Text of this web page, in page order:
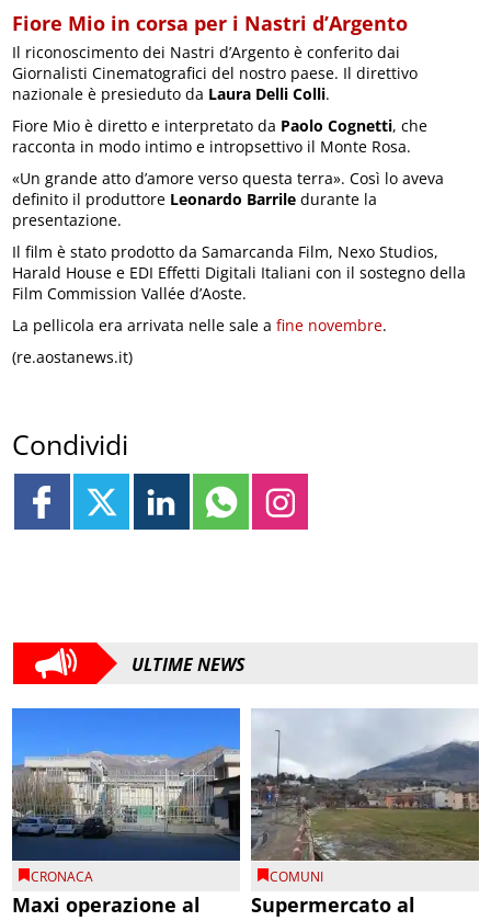
Fiore Mio in corsa per i Nastri d’Argento
Il riconoscimento dei Nastri d’Argento è conferito dai
Giornalisti Cinematografici del nostro paese. Il direttivo
nazionale è presieduto da Laura Delli Colli.
Fiore Mio è diretto e interpretato da Paolo Cognetti, che
racconta in modo intimo e intropsettivo il Monte Rosa.
«Un grande atto d’amore verso questa terra». Così lo aveva
definito il produttore Leonardo Barrile durante la
presentazione.
Il film è stato prodotto da Samarcanda Film, Nexo Studios,
Harald House e EDI Effetti Digitali Italiani con il sostegno della
Film Commission Vallée d’Aoste.
La pellicola era arrivata nelle sale afine novembre.
(re.aostanews.it)
Condividi
ULTIME NEWS
CRONACA
Maxi operazione al
COMUNI
Supermercato al